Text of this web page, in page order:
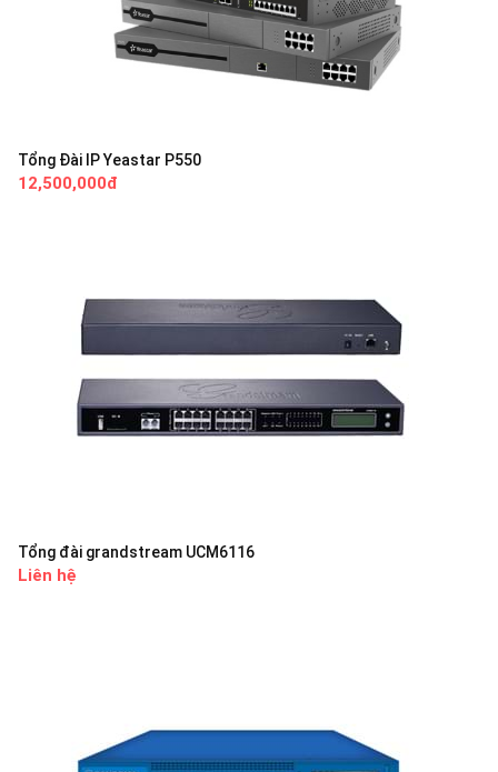
Tổng Đài IP Yeastar P550
12,500,000đ
Tổng đài grandstream UCM6116
Liên hệ